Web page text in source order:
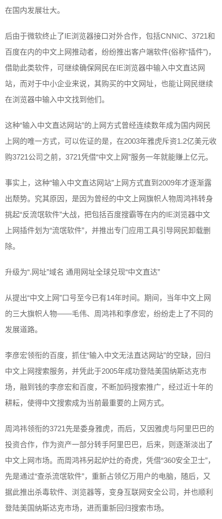
在国内发展壮大。
后由于微软终止了IE浏览器接口对外合作，包括CNNIC、3721和
百度在内的中文上网推动者，纷纷推出客户端软件(俗称“插件”)，
借助此类软件，可继续确保网民在IE浏览器中输入中文直达网
站，而对于中小企业来说，其购买的中文网址，也能让网民继续
在浏览器中输入中文找到他们。
这种“输入中文直达网站”的上网方式曾经连续数年成为国内网民
上网的唯一方式，可以佐证的是，在2003年雅虎斥资1.2亿美元收
购3721公司之前，3721凭借“中文上网”服务一年就能赚上亿元。
事实上，这种“输入中文直达网站”上网方式直到2009年才逐渐露
出颓势。究其原因，是因为曾经的中文上网旗帜人物周鸿祎转身
挑起“反流氓软件”大战，把包括百度搜霸等在内的IE浏览器中文
上网插件划为“流氓软件”，并推出专门应用工具引导网民卸载删
除。
升级为“.网址”域名 通用网址全球兑现“中文直达”
从提出“中文上网”口号至今已有14年时间。期间，当年中文上网
的三大旗帜人物——毛伟、周鸿祎和李彦宏，纷纷走上了不同的
发展道路。
李彦宏领衔的百度，抓住“输入中文无法直达网站”的空缺，回归
中文上网搜索服务，并凭此于2005年成功登陆美国纳斯达克市
场，融到钱的李彦宏和百度，不断加码搜索推广，经过近十年的
耕耘，使得中文搜索成为当前最重要的上网方式。
周鸿祎领衔的3721先是委身雅虎，而后，又因雅虎与阿里巴巴的
投资合作，作为资产一部分转手阿里巴巴，后来，则逐渐淡出了
中文上网市场。而周鸿祎另起炉灶的奇虎，凭借“360安全卫士”，
先是通过“查杀流氓软件”，重新占领亿万用户的电脑，随后，又
据此推出杀毒软件、浏览器等，变身互联网安全公司，并也顺利
登陆美国纳斯达克市场，进而重新回归搜索市场。